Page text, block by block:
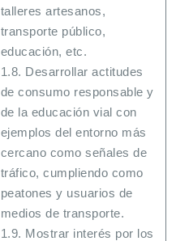
talleres artesanos,
transporte público,
educación, etc.
1.8. Desarrollar actitudes
de consumo responsable y
de la educación vial con
ejemplos del entorno más
cercano como señales de
tráfico, cumpliendo como
peatones y usuarios de
medios de transporte.
1.9. Mostrar interés por los